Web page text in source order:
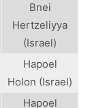
Bnei
Hertzeliyya
(Israel)
Hapoel
Holon (Israel)
Hapoel